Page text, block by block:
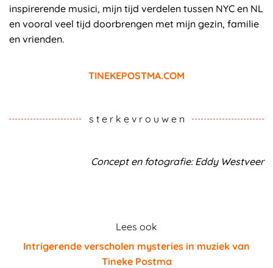
inspirerende musici, mijn tijd verdelen tussen NYC en NL
en vooral veel tijd doorbrengen met mijn gezin, familie
en vrienden.
TINEKEPOSTMA.COM
s t e r k e v r o u w e n
Concept en fotografie: Eddy Westveer
Lees ook
Intrigerende verscholen mysteries in muziek van
Tineke Postma